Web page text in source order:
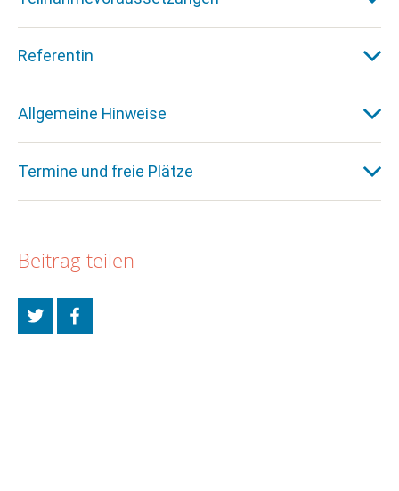
Referentin
Allgemeine Hinweise
Termine und freie Plätze
Beitrag teilen